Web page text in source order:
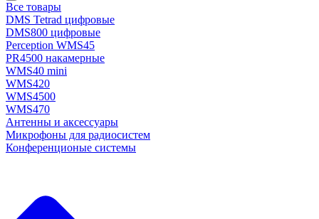
Все товары
DMS Tetrad цифровые
DMS800 цифровые
Perception WMS45
PR4500 накамерные
WMS40 mini
WMS420
WMS4500
WMS470
Антенны и аксессуары
Микрофоны для радиосистем
Конференционые системы